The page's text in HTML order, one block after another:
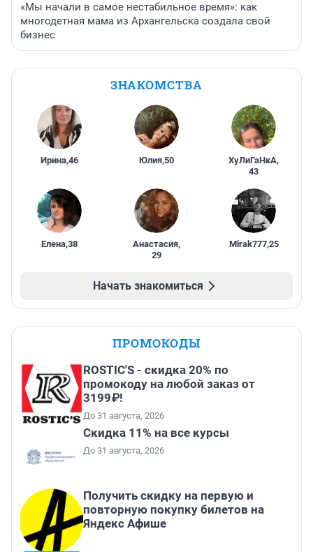
«Мы начали в самое нестабильное время»: как
многодетная мама из Архангельска создала свой
бизнес
ЗНАКОМСТВА
Ирина,46 Юлия,50 ХуЛиГаНкА,
43
Елена,38 Анастасия,
29
Mirak777,25
Начать знакомиться
ПРОМОКОДЫ
ROSTIC'S - скидка 20% по
промокоду на любой заказ от
3199₽!
До 31 августа, 2026
Скидка 11% на все курсы
До 31 августа, 2026
Получить скидку на первую и
повторную покупку билетов на
Яндекс Афише